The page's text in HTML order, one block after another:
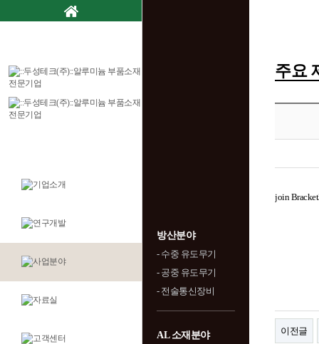
방산분야
- 수중 유도무기
- 공중 유도무기
- 전술통신장비
AL 소재분야
주요
join
이전글